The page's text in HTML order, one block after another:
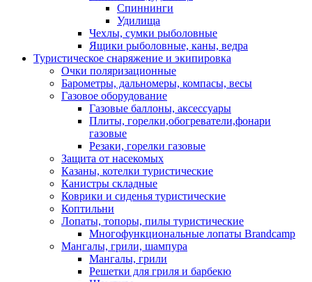
Спиннинги
Удилища
Чехлы, сумки рыболовные
Ящики рыболовные, каны, ведра
Туристическое снаряжение и экипировка
Очки поляризационные
Барометры, дальномеры, компасы, весы
Газовое оборудование
Газовые баллоны, аксессуары
Плиты, горелки,обогреватели,фонари
газовые
Резаки, горелки газовые
Защита от насекомых
Казаны, котелки туристические
Канистры складные
Коврики и сиденья туристические
Коптильни
Лопаты, топоры, пилы туристические
Многофункциональные лопаты Brandcamp
Мангалы, грили, шампура
Мангалы, грили
Решетки для гриля и барбекю